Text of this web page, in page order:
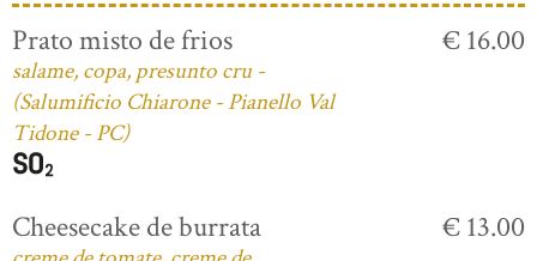
Prato misto de frios
salame, copa, presunto cru -
(Salumificio Chiarone - Pianello Val
Tidone - PC)
€ 16.00
Cheesecake de burrata € 13.00